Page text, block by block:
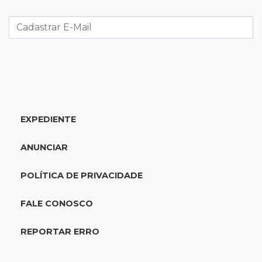
Brasileirão Feminino
20:15Pedro Juan Caballero
ligada a laboratório ilegal
19:56São Gabriel do Oeste
Suspeitos de ocupar avião interceptado pela
EXPEDIENTE
ANUNCIAR
POLÍTICA DE PRIVACIDADE
FALE CONOSCO
REPORTAR ERRO